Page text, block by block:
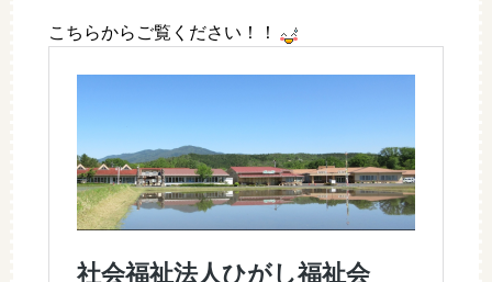
こちらからご覧ください！！